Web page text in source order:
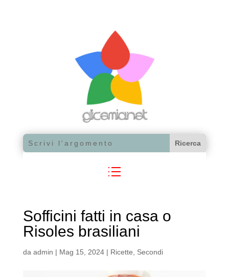
Sofficini fatti in casa o
Risoles brasiliani
da admin | Mag 15, 2024| Ricette, Secondi